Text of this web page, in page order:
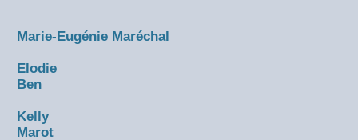
Marie-Eugénie Maréchal
Elodie
Ben
Kelly
Marot